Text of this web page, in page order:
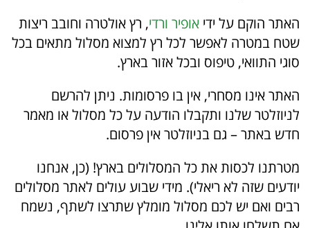
האתר הוקם על ידי אופיר ורדי, רץ אולטרה וחובב ריצות
שטח במטרה לאפשר לכל רץ למצוא מסלול מתאים בכל
סוגי התוואי, טיפוס ובכל אזור בארץ.
האתר אינו מסחרי, אין בו פרסומות. ניתן להרשם
לניוזלטר שלנו ותקבלו הודעה על כל מסלול או מאמר
חדש באתר – גם בניוזלטר אין פרסום.
מטרתנו לכסות את כל המסלולים בארץ! (כן, אנחנו
יודעים שזה לא ריאלי). מידי שבוע עולים לאתר מסלולים
רבים ואם יש לכם מסלול מומלץ שתרצו לשתף, נשמח